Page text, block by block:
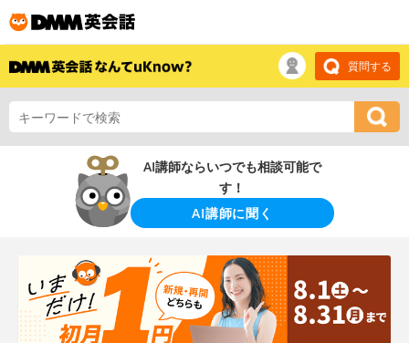
質問する
AI講師ならいつでも相談可能で
す！
AI講師に聞く